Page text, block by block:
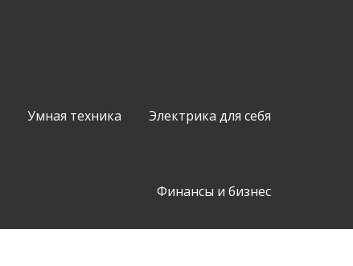
Умная техника Электрика для себя
Финансы и бизнес